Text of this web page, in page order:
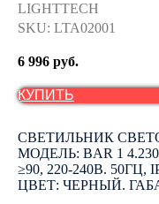
LIGHTTECH
SKU: LTA02001
6 996 руб.
КУПИТЬ
СВЕТИЛЬНИК
МОДЕЛЬ: BAR 1 4.230
≥90, 220-240В.
ЦВЕТ: ЧЕРНЫЙ.